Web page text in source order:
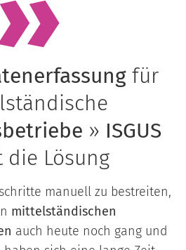
für
» ISGUS
die Lösung
manuell zu bestreiten,
mittelständischen
auch heute noch gang und